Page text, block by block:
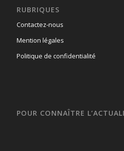
RUBRIQUES
Contactez-nous
Mention légales
Politique de confidentialité
POUR CONNAÎTRE